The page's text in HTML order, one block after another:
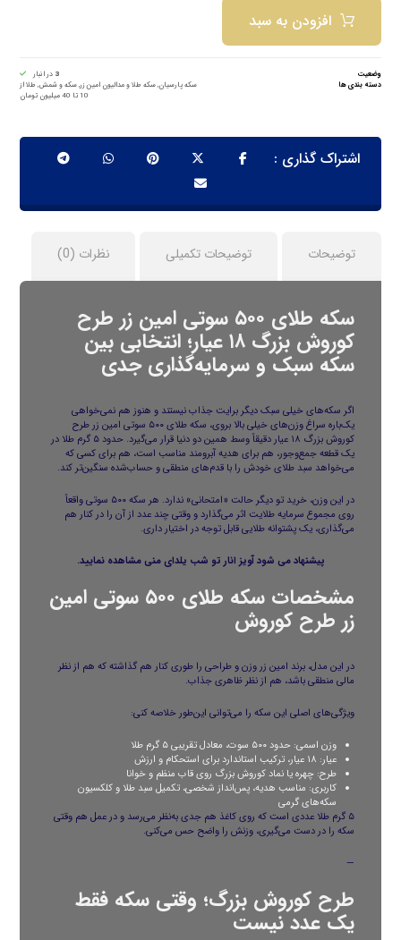
افزودن به سبد
وضعیت 3 در انبار
دسته بندی ها
سکه پارسیان,سکه طلا و مدالیون امین زر,سکه و شمش, طلا از
10 تا 40 میلیون تومان
توضیحات توضیحات تکمیلی نظرات (0)
سکه طلای ۵۰۰ سوتی امین زر طرح
کوروش بزرگ ۱۸ عیار؛ انتخابی بین
سکه سبک و سرمایه‌گذاری جدی
اگر سکه‌های خیلی سبک دیگر برایت جذاب نیستند و هنوز هم نمی‌خواهی
یک‌باره سراغ وزن‌های خیلی بالا بروی، سکه طلای ۵۰۰ سوتی امین زر طرح
کوروش بزرگ ۱۸ عیار دقیقاً وسط همین دو دنیا قرار می‌گیرد. حدود ۵ گرم طلا در
یک قطعه جمع‌وجور، هم برای هدیه آبرومند مناسب است، هم برای کسی که
می‌خواهد سبد طلای خودش را با قدم‌های منطقی و حساب‌شده سنگین‌تر کند.
در این وزن، خرید تو دیگر حالت «امتحانی» ندارد. هر سکه ۵۰۰ سوتی واقعاً
روی مجموع سرمایه‌ طلایت اثر می‌گذارد و وقتی چند عدد از آن را در کنار هم
می‌گذاری، یک پشتوانه طلایی قابل توجه در اختیار داری.
پیشنهاد می شودآویز انار تو شب یلدای منیمشاهده نمایید.
مشخصات سکه طلای ۵۰۰ سوتی امین
زر طرح کوروش
در این مدل، برند امین زر وزن و طراحی را طوری کنار هم گذاشته که هم از نظر
مالی منطقی باشد، هم از نظر ظاهری جذاب.
ویژگی‌های اصلی این سکه را می‌توانی این‌طور خلاصه کنی:
وزن اسمی: حدود ۵۰۰ سوت، معادل تقریبی ۵ گرم طلا
عیار: ۱۸ عیار، ترکیب استاندارد برای استحکام و ارزش
طرح: چهره یا نماد کوروش بزرگ روی قاب منظم و خوانا
کاربری: مناسب هدیه، پس‌انداز شخصی، تکمیل سبد طلا و کلکسیون
سکه‌های گرمی
۵ گرم طلا عددی است که روی کاغذ هم جدی به‌نظر می‌رسد و در عمل هم وقتی
سکه را در دست می‌گیری، وزنش را واضح حس می‌کنی.
—
طرح کوروش بزرگ؛ وقتی سکه فقط
یک عدد نیست